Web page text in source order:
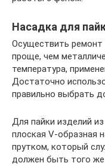
Насадка для
Осуществить ремонт
проще, чем
температура,
Достаточно
правильно выбрать
Для пайки изделий
плоская V-образная
прутком, который
должен быть того же